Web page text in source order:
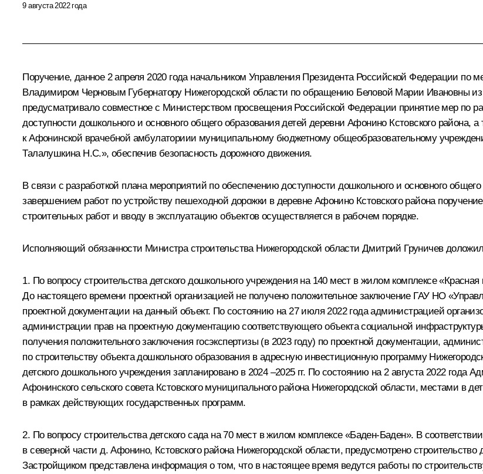
9 августа 2022 года
Поручение, данное 2 апреля 2020 года начальником Управления Президента Российской Федерации
Владимиром Черновым Губернатору Нижегородской области по обращению Беловой Марии Ивановны
предусматривало совместное с Министерством просвещения Российской Федерации принятие мер по
доступности дошкольного и основного общего образования детей деревни Афонино Кстовского района,
к Афонинской врачебной амбулаториии муниципальному бюджетному общеобразовательному
Талалушкина Н.С.», обеспечив безопасность дорожного движения.
В связи с разработкой плана мероприятий по обеспечению доступности дошкольного и основного
завершением работ по устройству пешеходной дорожки в деревне Афонино Кстовского района
строительных работ и вводу в эксплуатацию объектов осуществляется в рабочем порядке.
Исполняющий обязанности Министра строительства Нижегородской области Дмитрий Груничев
1. По вопросу строительства детского дошкольного учреждения на 140 мест в жилом комплексе
До настоящего времени проектной организацией не получено положительное заключение ГАУ НО
проектной документации на данный объект. По состоянию на 27 июля 2022 года администрацией
администрации прав на проектную документацию соответствующего объекта социальной
получения положительного заключения госэкспертизы (в 2023 году) по проектной документации,
по строительству объекта дошкольного образования в адресную инвестиционную программу
детского дошкольного учреждения запланировано в 2024 –2025 гг. По состоянию на 2 августа 2022 года
Афонинского сельского совета Кстовского муниципального района Нижегородской области, местами в
в рамках действующих государственных программ.
2. По вопросу строительства детского сада на 70 мест в жилом комплексе «Баден-Баден». В
в северной части д. Афонино, Кстовского района Нижегородской области, предусмотрено
Застройщиком представлена информация о том, что в настоящее время ведутся работы по